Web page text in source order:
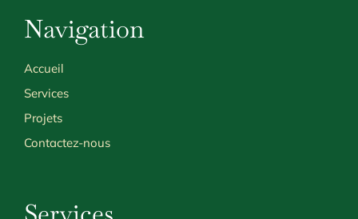
Navigation
Accueil
Services
Projets
Contactez-nous